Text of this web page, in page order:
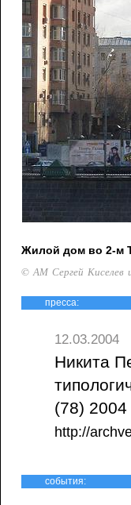
Жилой дом во 2-м
© АМ Сергей Киселев
пресса:
12.03.2004
Никита
(78) 2004
http://
события: